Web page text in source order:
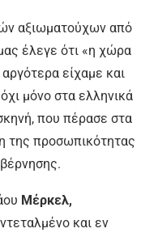
αξιωματούχων από
έλεγε ότι «η χώρα
είχαμε και
μόνο στα ελληνικά
που πέρασε στα
της προσωπικότητας
Μέρκελ,
και εν